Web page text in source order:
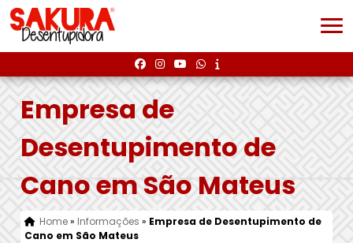
Empresa de
Desentupimento de
Cano em São Mateus
Home» Informações » Empresa de Desentupimento de
Cano em São Mateus